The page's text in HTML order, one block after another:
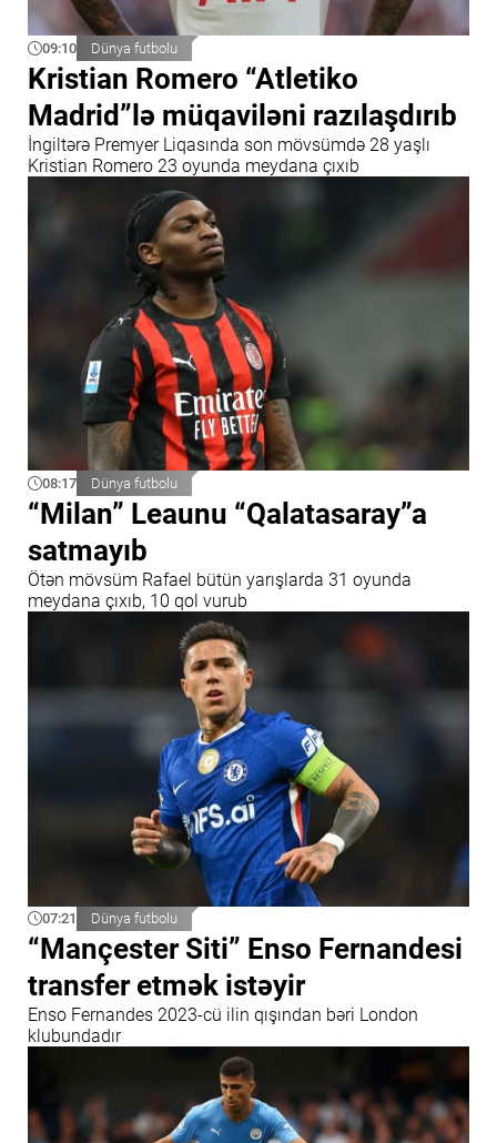
09:10 Dünya futbolu
Kristian Romero “Atletiko
Madrid”lə müqaviləni razılaşdırıb
İngiltərə Premyer Liqasında son mövsümdə 28 yaşlı
Kristian Romero 23 oyunda meydana çıxıb
08:17 Dünya futbolu
“Milan” Leaunu “Qalatasaray”a
satmayıb
Ötən mövsüm Rafael bütün yarışlarda 31 oyunda
meydana çıxıb, 10 qol vurub
07:21 Dünya futbolu
“Mançester Siti” Enso Fernandesi
transfer etmək istəyir
Enso Fernandes 2023-cü ilin qışından bəri London
klubundadır